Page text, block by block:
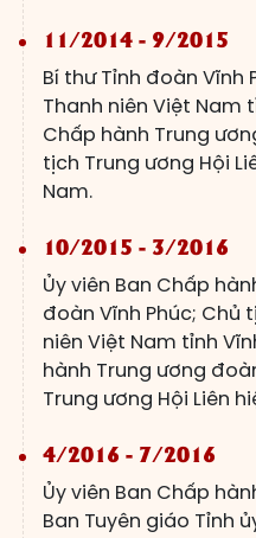
11/2014 - 9/2015
Bí thư Tỉnh đoàn Vĩnh
Thanh niên Việt Nam
Chấp hành Trung
tịch Trung ương Hội
Nam.
10/2015 - 3/2016
Ủy viên Ban Chấp
đoàn Vĩnh Phúc; Chủ
niên Việt Nam tỉnh
hành Trung ương
Trung ương Hội Liên
4/2016 - 7/2016
Ủy viên Ban Chấp
Ban Tuyên giáo Tỉnh